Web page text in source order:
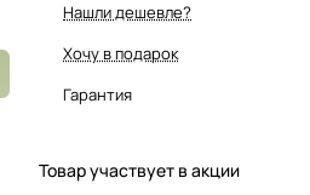
Нашли дешевле?
Хочу в подарок
Гарантия
Товар участвует в акции